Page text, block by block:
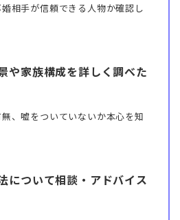
相手が信頼できる人物か確認し
や家族構成を詳しく調べた
、嘘をついていないか本心を知
について相談・アドバイス